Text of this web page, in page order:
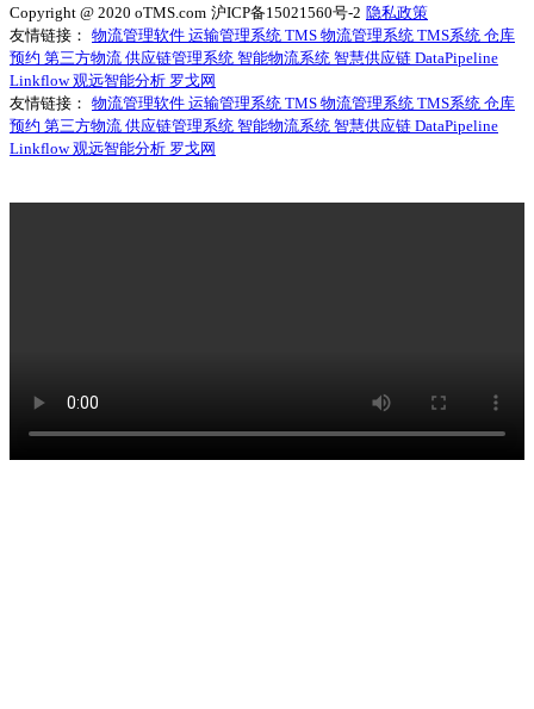
Copyright @ 2020 oTMS.com 沪ICP备15021560号-2 隐私政策
友情链接： 物流管理软件 运输管理系统 TMS 物流管理系统 TMS系统 仓库
预约 第三方物流 供应链管理系统 智能物流系统 智慧供应链 DataPipeline
Linkflow观远智能分析 罗戈网
友情链接： 物流管理软件 运输管理系统 TMS 物流管理系统 TMS系统 仓库
预约 第三方物流 供应链管理系统 智能物流系统 智慧供应链 DataPipeline
Linkflow观远智能分析 罗戈网